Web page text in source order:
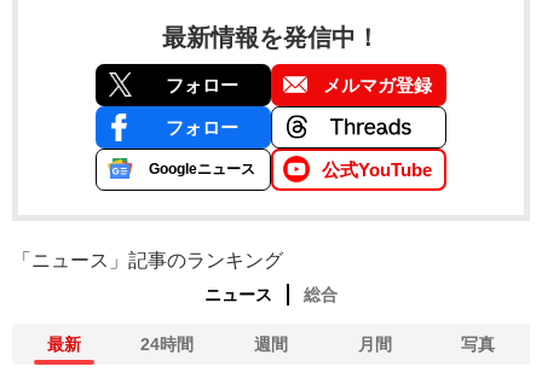
最新情報を発信中！
フォロー メルマガ登録
フォロー
Googleニュース 公式YouTube
「ニュース」記事のランキング
ニュース 総合
最新 24時間 週間 月間 写真